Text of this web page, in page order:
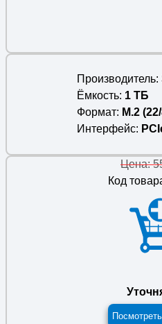
Производитель
Ёмкость 1 ТБ
Формат
M.2
Интерфейс
Цена:
Код